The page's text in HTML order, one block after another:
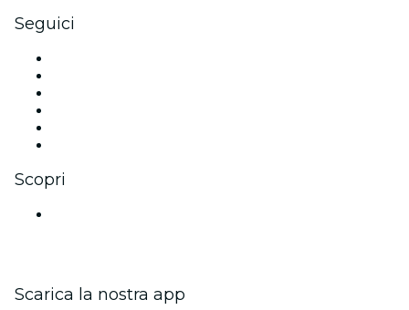
Seguici
Scopri
Scarica la nostra app